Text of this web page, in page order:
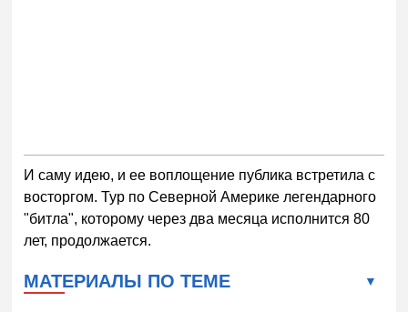
И саму идею, и ее воплощение публика встретила с
восторгом. Тур по Северной Америке легендарного
"битла", которому через два месяца исполнится 80
лет, продолжается.
МАТЕРИАЛЫ ПО ТЕМЕ